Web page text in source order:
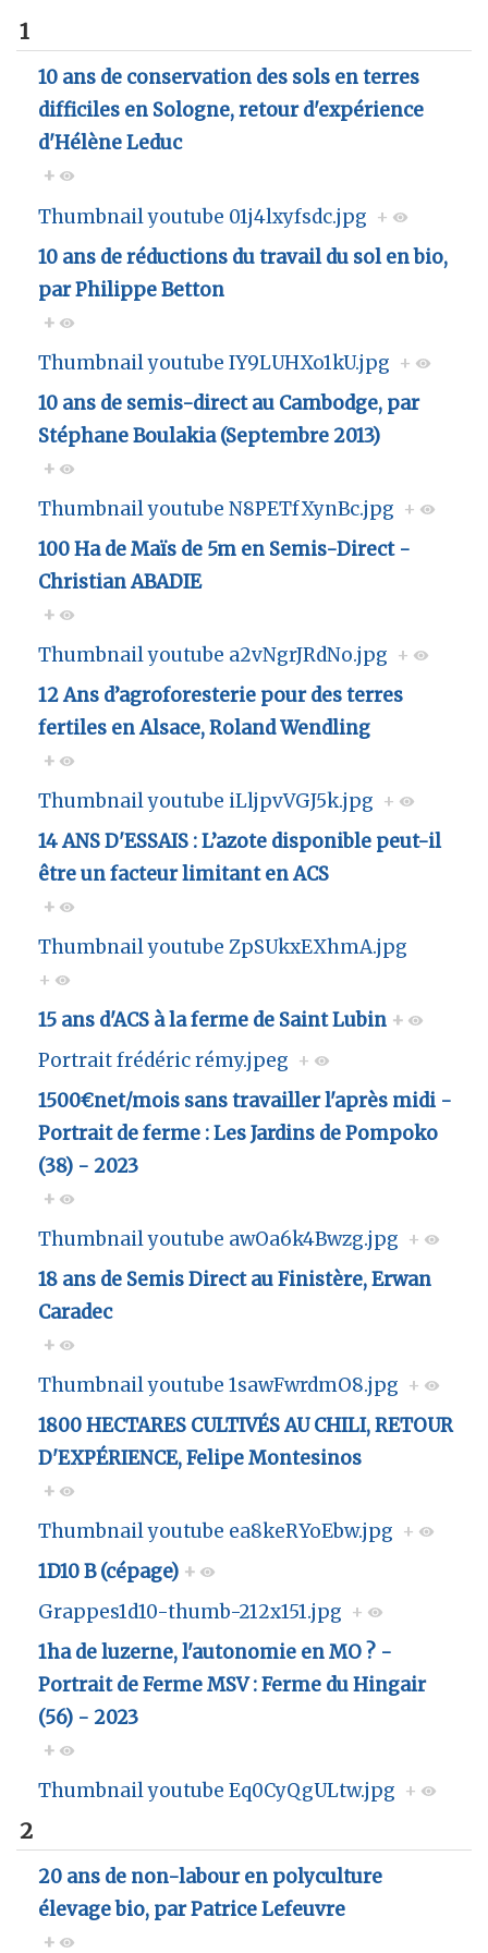
1
10 ans de conservation des sols en terres
difficiles en Sologne, retour d'expérience
d'Hélène Leduc
+
Thumbnail youtube 01j4lxyfsdc.jpg +
10 ans de réductions du travail du sol en bio,
par Philippe Betton
+
Thumbnail youtube IY9LUHXo1kU.jpg +
10 ans de semis-direct au Cambodge, par
Stéphane Boulakia (Septembre 2013)
+
Thumbnail youtube N8PETfXynBc.jpg +
100 Ha de Maïs de 5m en Semis-Direct -
Christian ABADIE
+
Thumbnail youtube a2vNgrJRdNo.jpg +
12 Ans d’agroforesterie pour des terres
fertiles en Alsace, Roland Wendling
+
Thumbnail youtube iLljpvVGJ5k.jpg +
14 ANS D'ESSAIS : L’azote disponible peut-il
être un facteur limitant en ACS
+
Thumbnail youtube ZpSUkxEXhmA.jpg
+
15 ans d'ACS à la ferme de Saint Lubin +
Portrait frédéric rémy.jpeg +
1500€net/mois sans travailler l'après midi -
Portrait de ferme : Les Jardins de Pompoko
(38) - 2023
+
Thumbnail youtube awOa6k4Bwzg.jpg +
18 ans de Semis Direct au Finistère, Erwan
Caradec
+
Thumbnail youtube 1sawFwrdmO8.jpg +
1800 HECTARES CULTIVÉS AU CHILI, RETOUR
D'EXPÉRIENCE, Felipe Montesinos
+
Thumbnail youtube ea8keRYoEbw.jpg +
1D10 B (cépage) +
Grappes1d10-thumb-212x151.jpg +
1ha de luzerne, l'autonomie en MO ? -
Portrait de Ferme MSV : Ferme du Hingair
(56) - 2023
+
Thumbnail youtube Eq0CyQgULtw.jpg +
2
20 ans de non-labour en polyculture
élevage bio, par Patrice Lefeuvre
+